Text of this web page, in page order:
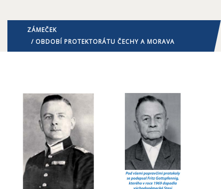
ZÁMEČEK
/ OBDOBÍ PROTEKTORÁTU ČECHY A MORAVA